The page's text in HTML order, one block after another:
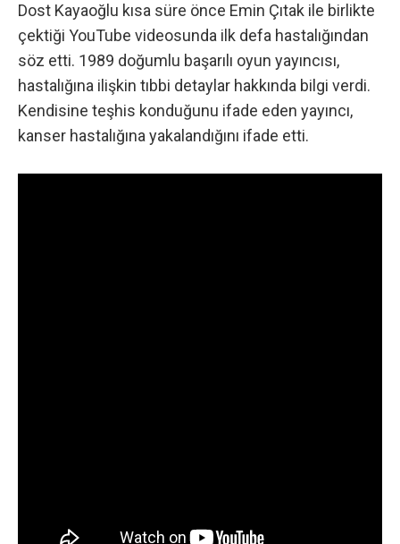
Dost Kayaoğlu kısa süre önce Emin Çıtak ile birlikte
çektiği YouTube videosunda ilk defa hastalığından
söz etti. 1989 doğumlu başarılı oyun yayıncısı,
hastalığına ilişkin tıbbi detaylar hakkında bilgi verdi.
Kendisine teşhis konduğunu ifade eden yayıncı,
kanser hastalığına yakalandığını ifade etti.